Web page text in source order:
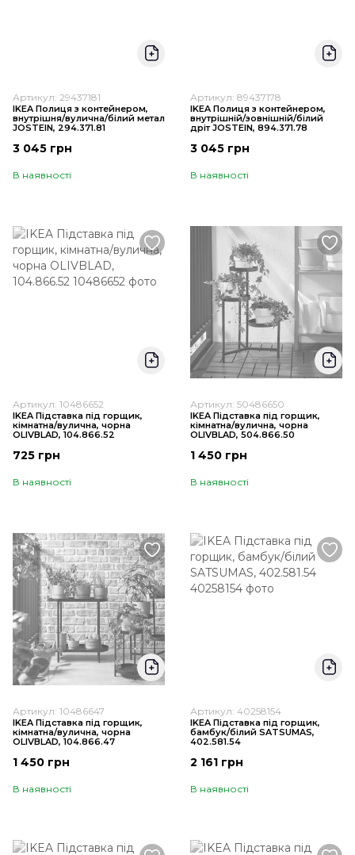
Артикул: 29437181
IKEA Полиця з контейнером,
внутрішня/вулична/білий метал
JOSTEIN, 294.371.81
3 045 грн
В наявності
Артикул: 89437178
IKEA Полиця з контейнером,
внутрішній/зовнішній/білий
дріт JOSTEIN, 894.371.78
3 045 грн
В наявності
Артикул: 10486652
IKEA Підставка під горщик,
кімнатна/вулична, чорна
OLIVBLAD, 104.866.52
725 грн
В наявності
Артикул: 50486650
IKEA Підставка під горщик,
кімнатна/вулична, чорна
OLIVBLAD, 504.866.50
1 450 грн
В наявності
Артикул: 10486647
IKEA Підставка під горщик,
кімнатна/вулична, чорна
OLIVBLAD, 104.866.47
1 450 грн
В наявності
Артикул: 40258154
IKEA Підставка під горщик,
бамбук/білий SATSUMAS,
402.581.54
2 161 грн
В наявності